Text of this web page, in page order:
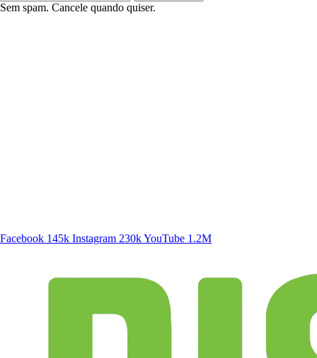
Sem spam. Cancele quando quiser.
Facebook 145k Instagram 230kYouTube 1.2M